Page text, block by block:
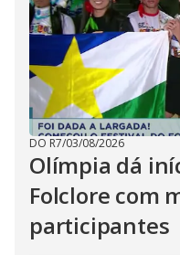
DO R7/03/08/2026
Olímpia dá
Folclore com
participantes